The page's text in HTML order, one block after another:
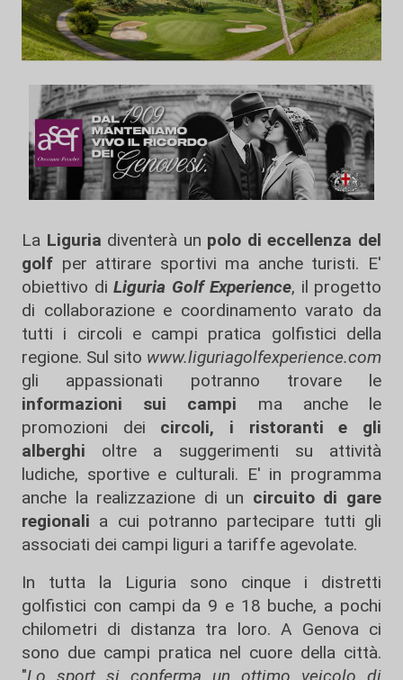
La Liguria diventerà un polo di eccellenza del
golf per attirare sportivi ma anche turisti. E'
obiettivo di Liguria Golf Experience, il progetto
di collaborazione e coordinamento varato da
tutti i circoli e campi pratica golfistici della
regione. Sul sito www.liguriagolfexperience.com
gli appassionati potranno trovare le
informazioni sui campi ma anche le
promozioni dei circoli, i ristoranti e gli
alberghi oltre a suggerimenti su attività
ludiche, sportive e culturali. E' in programma
anche la realizzazione di un circuito di gare
regionali a cui potranno partecipare tutti gli
associati dei campi liguri a tariffe agevolate.
In tutta la Liguria sono cinque i distretti
golfistici con campi da 9 e 18 buche, a pochi
chilometri di distanza tra loro. A Genova ci
sono due campi pratica nel cuore della città.